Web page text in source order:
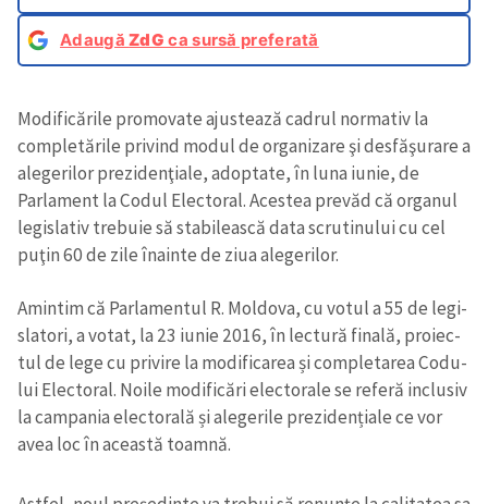
AdaugăZdG ca sursă preferată
Modificările promovate ajustează cadrul normativ la
completările privind modul de organizare şi desfăşurare a
alegerilor prezidenţiale, adoptate, în luna iunie, de
Parlament la Codul Electoral. Acestea prevăd că organul
legislativ trebuie să stabilească data scrutinului cu cel
puţin 60 de zile înainte de ziua alegerilor.
Amintim că Par­la­men­tul R. Mol­dova, cu votul a 55 de legi­
sla­tori, a votat, la 23 iunie 2016, în lec­tură finală, pro­iec­
tul de lege cu pri­vire la modi­fi­ca­rea și com­ple­ta­rea Codu­
lui Elec­to­ral. Noile modi­fi­cări elec­to­rale se referă inclu­siv
la cam­pa­nia elec­to­rală și ale­ge­rile pre­zi­den­ți­ale ce vor
avea loc în această toamnă.